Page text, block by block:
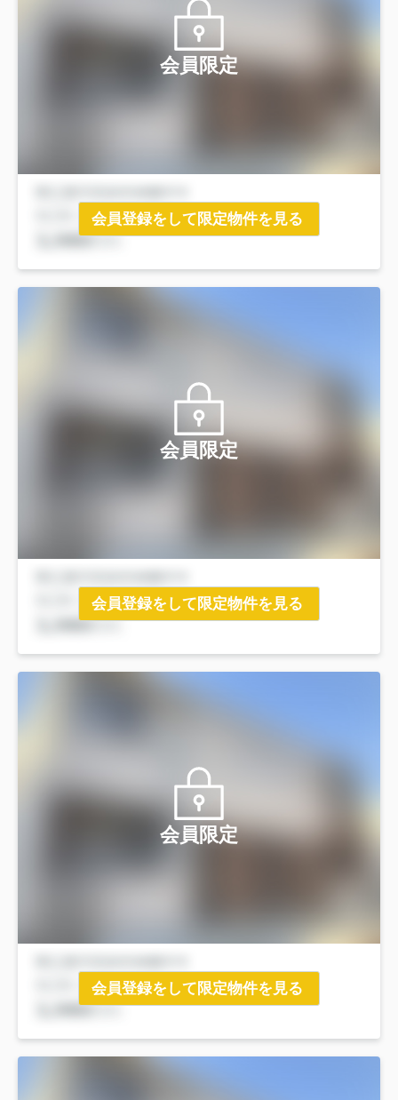
会員限定
会員登録をして限定物件を見る
会員限定
会員登録をして限定物件を見る
会員限定
会員登録をして限定物件を見る